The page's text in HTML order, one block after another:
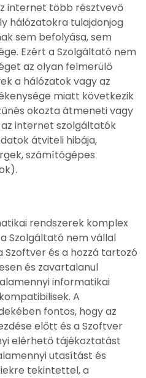
internet több résztvevő
hálózatokra tulajdonjog
sem befolyása, sem
Ezért a Szolgáltató nem
az olyan felmerülő
a hálózatok vagy az
miatt következik
okozta átmeneti vagy
internet szolgáltatók
átviteli hibája,
számítógépes
rendszerek komplex
Szolgáltató nem vállal
Szoftver és a hozzá tartozó
és zavartalanul
informatikai
A
fontos, hogy az
előtt és a Szoftver
elérhető tájékoztatást
utasítást és
tekintettel, a